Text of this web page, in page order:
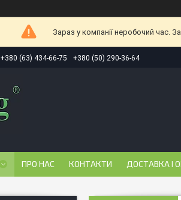
Зараз у компанії неробочий час.
+380 (63) 434-66-75 +380 (50) 290-36-64
ПРО НАС КОНТАКТИ ДОСТАВКА І